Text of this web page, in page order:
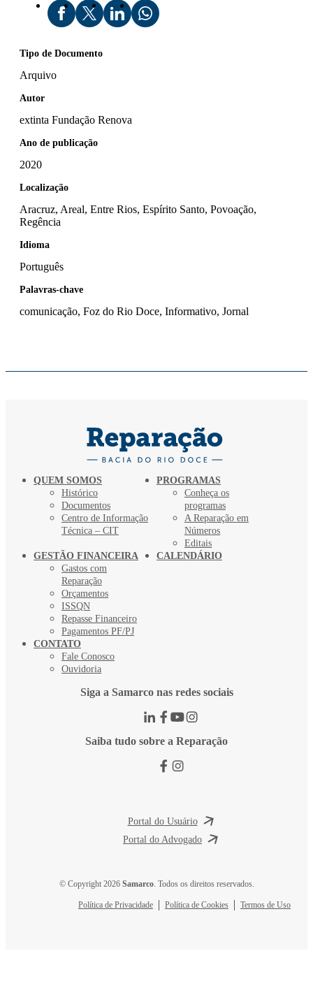
Tipo de Documento
Arquivo
Autor
extinta Fundação Renova
Ano de publicação
2020
Localização
Aracruz, Areal, Entre Rios, Espírito Santo, Povoação,
Regência
Idioma
Português
Palavras-chave
comunicação, Foz do Rio Doce, Informativo, Jornal
QUEM SOMOS
Histórico
Documentos
Centro de Informação
Técnica – CIT
PROGRAMAS
Conheça os
programas
A Reparação em
Números
Editais
GESTÃO FINANCEIRA
Gastos com
Reparação
Orçamentos
ISSQN
Repasse Financeiro
Pagamentos PF/PJ
CALENDÁRIO
CONTATO
Fale Conosco
Ouvidoria
Siga a Samarco nas redes sociais
Saiba tudo sobre a Reparação
Portal do Usuário
Portal do Advogado
© Copyright 2026 Samarco. Todos os direitos reservados.
Política de Privacidade Política de Cookies Termos de Uso